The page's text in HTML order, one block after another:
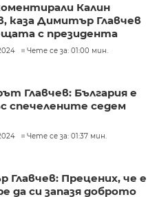
Калин
каза Димитър Главчев
с президента
Чете се за: 01:00 мин.
Главчев: България е
спечелените седем
Чете се за: 01:37 мин.
Главчев: Прецених, че е
да си запазя доброто